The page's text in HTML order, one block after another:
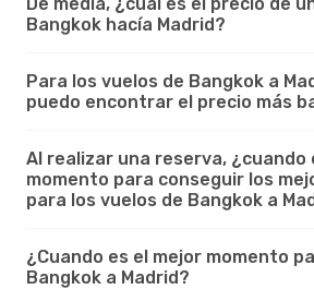
Bangkok hacía Madrid?
Para los vuelos de Bangkok a
puedo encontrar el precio más
Al realizar una reserva, ¿cuando
momento para conseguir los
para los vuelos de Bangkok a
¿Cuando es el mejor momento
Bangkok a Madrid?